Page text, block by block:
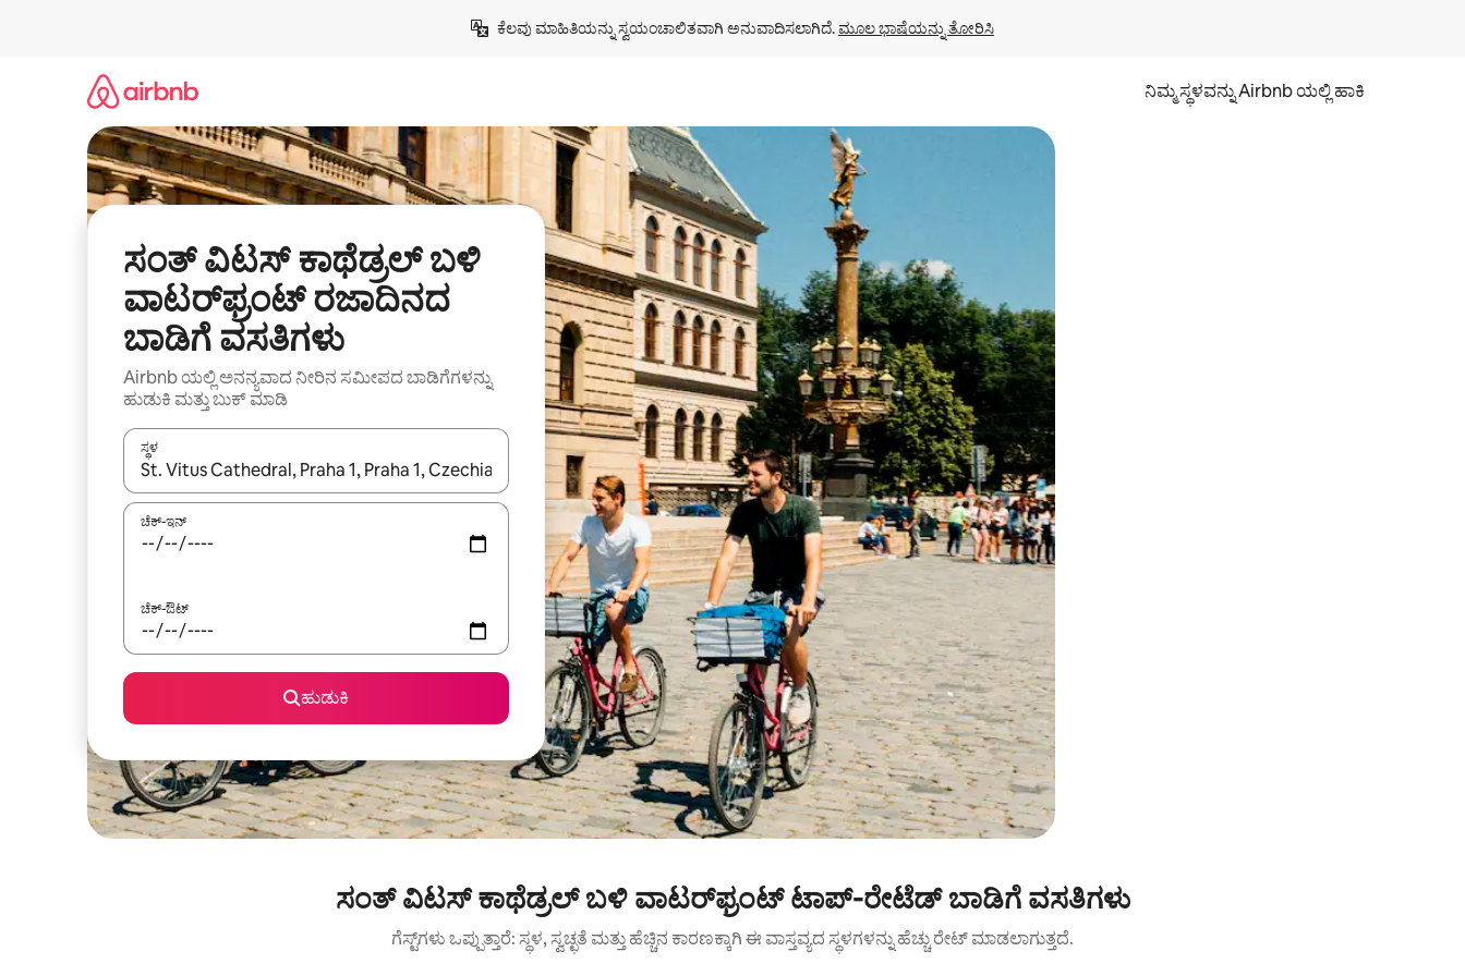
ಕೆಲವು ಮಾಹಿತಿಯನ್ನು ಸ್ವಯಂಚಾಲಿತವಾಗಿ ಅನುವಾದಿಸಲಾಗಿದೆ. ಮೂಲ ಭಾಷೆಯನ್ನು ತೋರಿಸಿ
ನಿಮ್ಮ ಸ್ಥಳವನ್ನು Airbnb ಯಲ್ಲಿ ಹಾಕಿ
ಸಂತ್ ವಿಟಸ್ ಕಾಥೆಡ್ರಲ್ ಬಳಿ
ವಾಟರ್‌ಫ್ರಂಟ್ ರಜಾದಿನದ
ಬಾಡಿಗೆ ವಸತಿಗಳು
Airbnb ಯಲ್ಲಿ ಅನನ್ಯವಾದ ನೀರಿನ ಸಮೀಪದ ಬಾಡಿಗೆಗಳನ್ನು
ಹುಡುಕಿ ಮತ್ತು ಬುಕ್ ಮಾಡಿ
ಸ್ಥಳ
ಫಲಿತಾಂಶಗಳು ಲಭ್ಯವಿರುವಾಗ, ಅಪ್ ಮತ್ತು ಡೌನ್ ಬಾಣದ ಕೀಲಿಗಳೊಂದಿಗೆ ನ್ಯಾವಿಗೇಟ್ ಮಾಡಿ ಅಥವಾ ಸ್ಪರ್ಶ ಅಥವಾ ಸ್ವೈಪ್ ಗೆಸ್ಚರ್‌ಗಳ ಮೂಲಕ ಅನ್ವೇಷಿಸಿ.
ಚೆಕ್-ಇನ್
ಚೆಕ್-ಔಟ್
ಹುಡುಕಿ
ಸಂತ್ ವಿಟಸ್ ಕಾಥೆಡ್ರಲ್ ಬಳಿ ವಾಟರ್‌ಫ್ರಂಟ್ ಟಾಪ್-ರೇಟೆಡ್ ಬಾಡಿಗೆ ವಸತಿಗಳು
ಗೆಸ್ಟ್‌ಗಳು ಒಪ್ಪುತ್ತಾರೆ: ಸ್ಥಳ, ಸ್ವಚ್ಛತೆ ಮತ್ತು ಹೆಚ್ಚಿನ ಕಾರಣಕ್ಕಾಗಿ ಈ ವಾಸ್ತವ್ಯದ ಸ್ಥಳಗಳನ್ನು ಹೆಚ್ಚು ರೇಟ್ ಮಾಡಲಾಗುತ್ತದೆ.